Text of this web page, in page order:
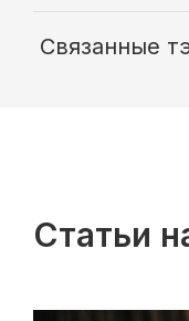
Связанные
Статьи